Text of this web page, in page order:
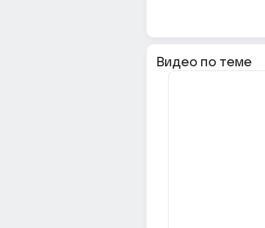
Видео по теме